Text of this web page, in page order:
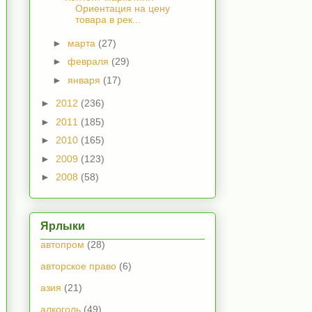
Ориентация на цену
товара в рек...
► марта (27)
► февраля (29)
► января (17)
► 2012 (236)
► 2011 (185)
► 2010 (165)
► 2009 (123)
► 2008 (58)
Ярлыки
автопром (28)
авторское право (6)
азия (21)
алкоголь (49)